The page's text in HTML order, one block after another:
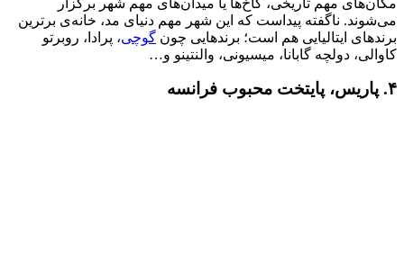
می‌شوند. ناگفته پیداست که این شهر مهم دنیای مد، خانه‌ی برترین
برندهای ایتالیایی هم است؛ برندهایی چون گوچی، پرادا، روبرتو
کاوالی، دولچه گابانا، میسیونی، والنتینو و…
۴. پاریس، پایتخت محبوب فرانسه